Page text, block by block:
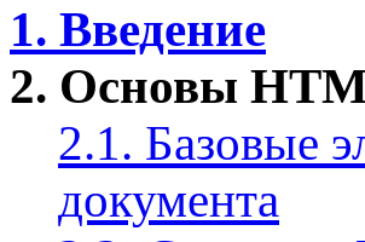
1. Введение
2. Основы
2.1. Базовые
документа